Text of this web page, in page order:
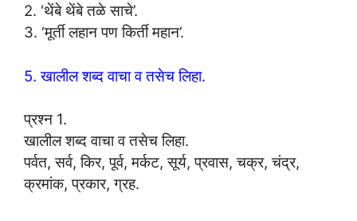
2. ‘थेंबे थेंबे तळे साचे’.
3. ‘मूर्ती लहान पण किर्ती महान’.
5. खालील शब्द वाचा व तसेच लिहा.
प्रश्न 1.
खालील शब्द वाचा व तसेच लिहा.
पर्वत, सर्व, किर, पूर्व, मर्कट, सूर्य, प्रवास, चक्र, चंद्र,
क्रमांक, प्रकार, ग्रह.